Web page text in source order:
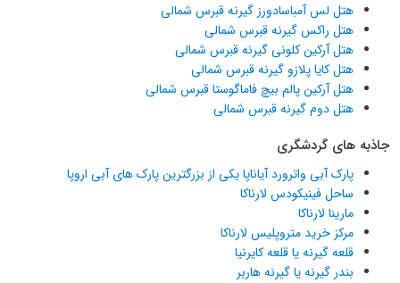
هتل لس آمباسادورز گیرنه قبرس شمالی
هتل راکس گیرنه قبرس شمالی
هتل آرکین کلونی گیرنه قبرس شمالی
هتل کایا پلازو گیرنه قبرس شمالی
هتل آرکین پالم بیچ فاماگوستا قبرس شمالی
هتل دوم گیرنه قبرس شمالی
جاذبه های گردشگری
پارک آبی واترورد آیاناپا یکی از بزرگترین پارک های آبی اروپا
ساحل فینیکودس لارناکا
مارینا لارناکا
مرکز خرید متروپلیس لارناکا
قلعه گیرنه یا قلعه کایرنیا
بندر گیرنه یا گیرنه هاربر